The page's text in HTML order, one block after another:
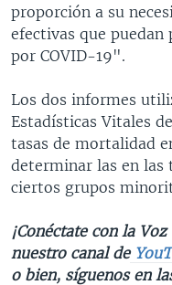
proporción a su
efectivas que puedan
por COVID-19".
Los dos informes
Estadísticas Vitales
tasas de mortalidad
determinar las en las
ciertos grupos
¡Conéctate con la
nuestro canal de
o bien, síguenos en